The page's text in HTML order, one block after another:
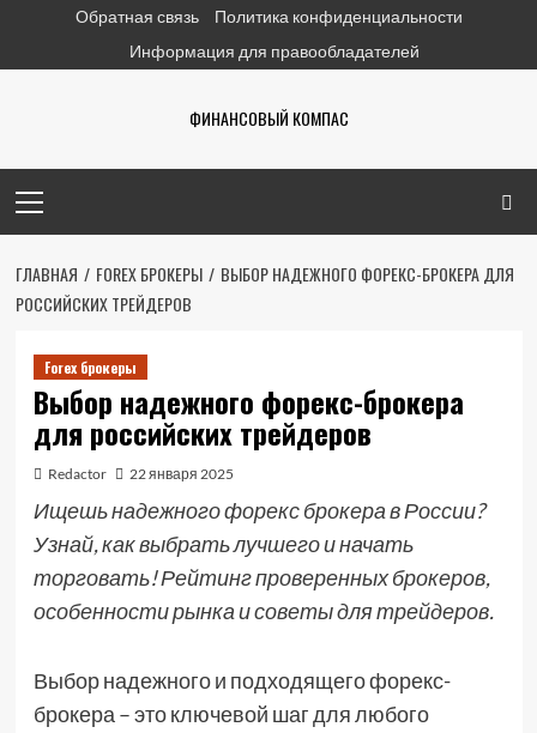
содержимому
Обратная связь
Политика конфиденциальности
Информация для правообладателей
ФИНАНСОВЫЙ КОМПАС
меню
ГЛАВНАЯ FOREX БРОКЕРЫ
ВЫБОР НАДЕЖНОГО ФОРЕКС-БРОКЕРА ДЛЯ
РОССИЙСКИХ ТРЕЙДЕРОВ
Forex брокеры
Выбор надежного форекс-брокера
для российских трейдеров
Redactor 22 января 2025
Ищешь надежного форекс брокера в России?
Узнай, как выбрать лучшего и начать
торговать! Рейтинг проверенных брокеров,
особенности рынка и советы для трейдеров.
Выбор надежного и подходящего форекс-
брокера – это ключевой шаг для любого